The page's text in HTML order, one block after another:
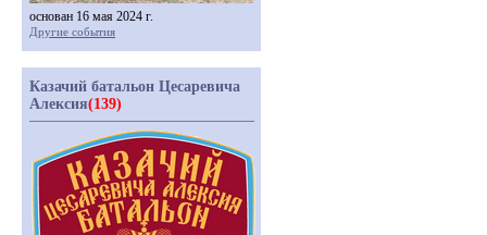
основан 16 мая 2024 г.
Другие события
Казачий батальон Цесаревича
Алексия(139)